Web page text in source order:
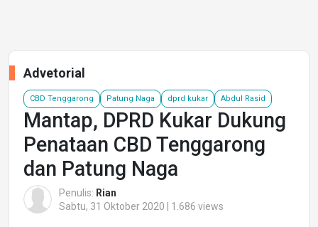
Advetorial
CBD Tenggarong Patung Naga dprd kukar Abdul Rasid
Mantap, DPRD Kukar Dukung
Penataan CBD Tenggarong
dan Patung Naga
Penulis: Rian
Sabtu, 31 Oktober 2020 | 1.686 views